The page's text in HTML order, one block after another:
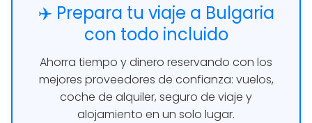
✈️ Prepara tu viaje a Bulgaria
con todo incluido
Ahorra tiempo y dinero reservando con los
mejores proveedores de confianza: vuelos,
coche de alquiler, seguro de viaje y
alojamiento en un solo lugar.